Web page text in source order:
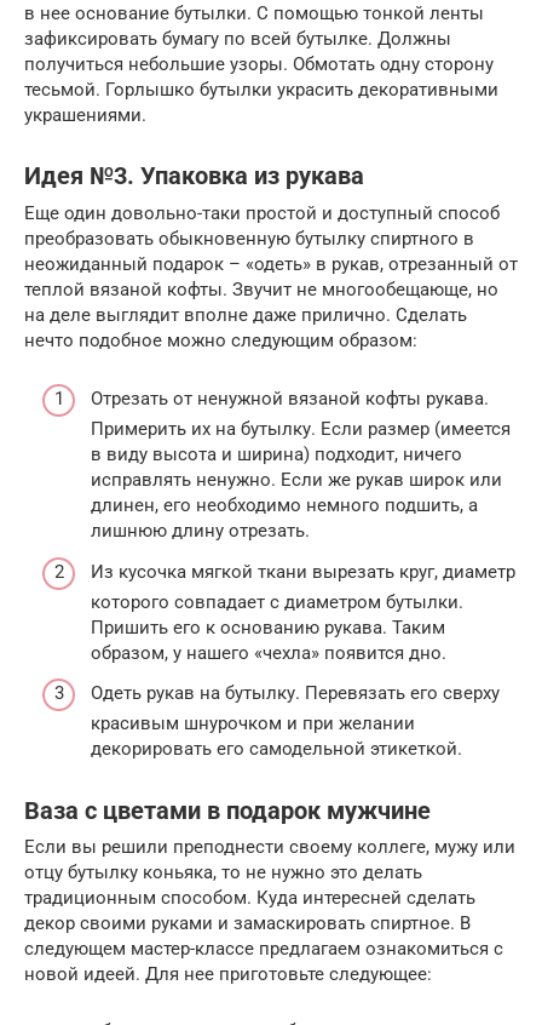
в нее основание бутылки. С помощью тонкой ленты
зафиксировать бумагу по всей бутылке. Должны
получиться небольшие узоры. Обмотать одну сторону
тесьмой. Горлышко бутылки украсить декоративными
украшениями.
Идея №3. Упаковка из рукава
Еще один довольно-таки простой и доступный способ
преобразовать обыкновенную бутылку спиртного в
неожиданный подарок – «одеть» в рукав, отрезанный от
теплой вязаной кофты. Звучит не многообещающе, но
на деле выглядит вполне даже прилично. Сделать
нечто подобное можно следующим образом:
Отрезать от ненужной вязаной кофты рукава.
Примерить их на бутылку. Если размер (имеется
в виду высота и ширина) подходит, ничего
исправлять ненужно. Если же рукав широк или
длинен, его необходимо немного подшить, а
лишнюю длину отрезать.
Из кусочка мягкой ткани вырезать круг, диаметр
которого совпадает с диаметром бутылки.
Пришить его к основанию рукава. Таким
образом, у нашего «чехла» появится дно.
Одеть рукав на бутылку. Перевязать его сверху
красивым шнурочком и при желании
декорировать его самодельной этикеткой.
Ваза с цветами в подарок мужчине
Если вы решили преподнести своему коллеге, мужу или
отцу бутылку коньяка, то не нужно это делать
традиционным способом. Куда интересней сделать
декор своими руками и замаскировать спиртное. В
следующем мастер-классе предлагаем ознакомиться с
новой идеей. Для нее приготовьте следующее: